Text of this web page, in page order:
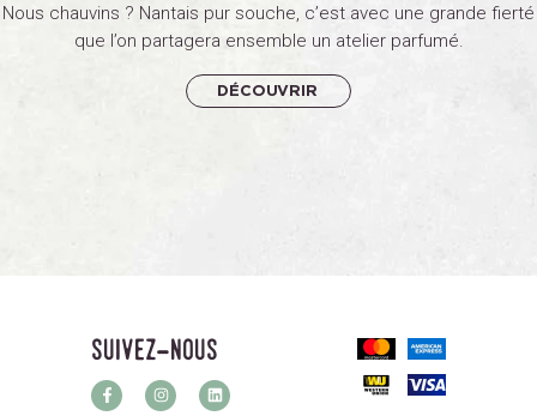
Nous chauvins ? Nantais pur souche, c’est avec une grande fierté
que l’on partagera ensemble un atelier parfumé.
DÉCOUVRIR
suivez-nous